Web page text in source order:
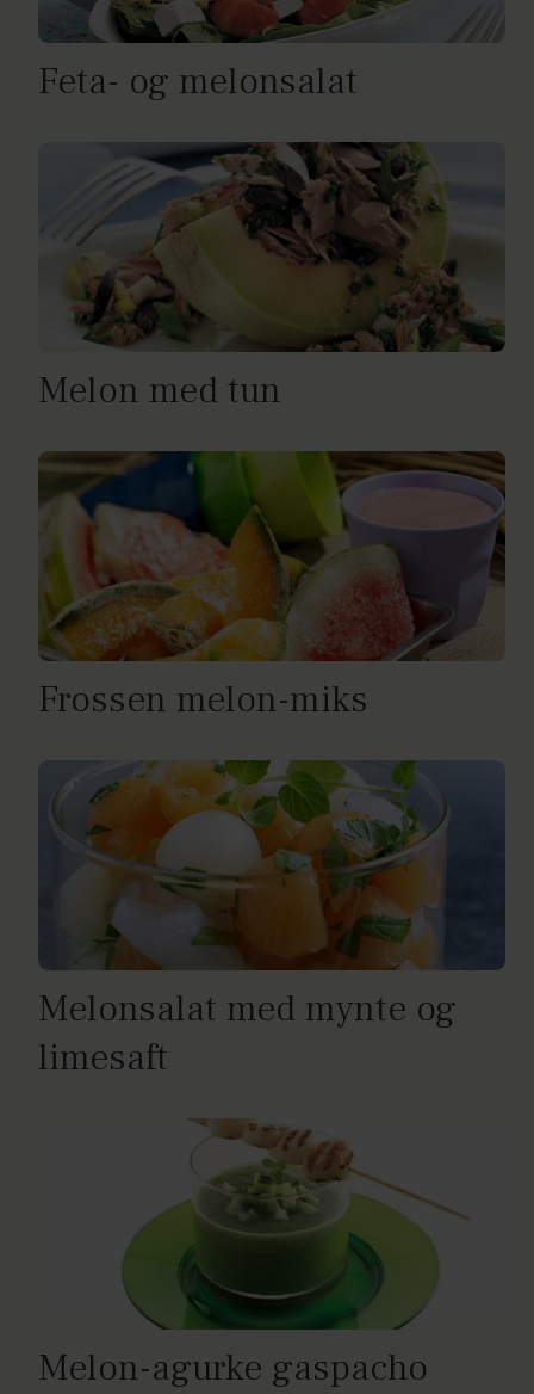
Feta- og melonsalat
Melon med tun
Frossen melon-miks
Melonsalat med mynte og
limesaft
Melon-agurke gaspacho